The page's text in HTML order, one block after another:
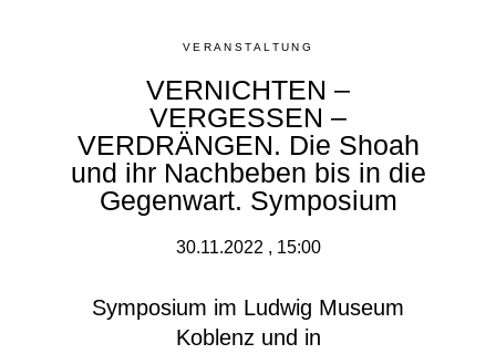
VERANSTALTUNG
VERNICHTEN –
VERGESSEN –
VERDRÄNGEN. Die Shoah
und ihr Nachbeben bis in die
Gegenwart. Symposium
30.11.2022 , 15:00
Symposium im Ludwig Museum
Koblenz und in